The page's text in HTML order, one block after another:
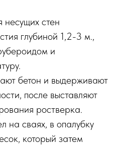
несущих стен
глубиной 1,2-3 м.,
и
бетон и выдерживают
после выставляют
ростверка.
на сваях, в опалубку
который затем